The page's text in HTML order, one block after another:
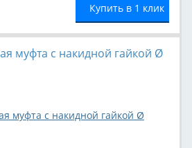
Купить в 1 клик
муфта с накидной гайкой Ø